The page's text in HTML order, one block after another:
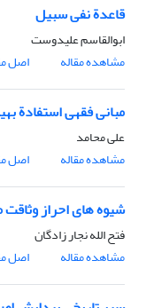
قاعدة نفی سبیل
ابوالقاسم علیدوست
مشاهده مقاله
اصل
مبانی فقهی استفادة
علی محامد
مشاهده مقاله
اصل
شیوه های احراز
فتح الله نجار زادگان
مشاهده مقاله
اصل